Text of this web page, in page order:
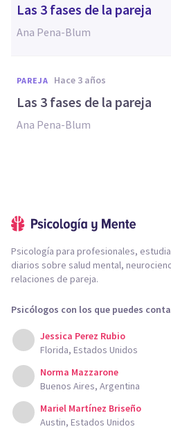
Las 3 fases de la pareja
Ana Pena-Blum
PAREJA hace 3 años
Las 3 fases de la pareja
Ana Pena-Blum
Psicología para profesionales,
diarios sobre salud mental,
relaciones de pareja.
Psicólogos con los que puedes
Jessica Perez Rubio
Florida, Estados Unidos
Norma Mazzarone
Buenos Aires, Argentina
Mariel Martínez Briseño
Austin, Estados Unidos